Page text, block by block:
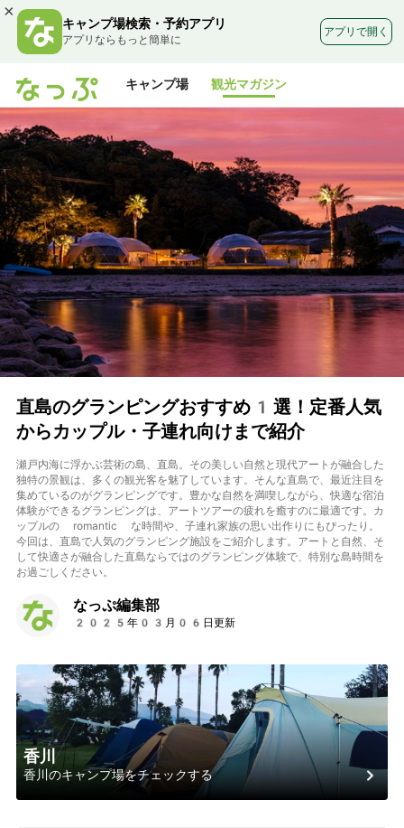
×
キャンプ場検索・予約アプリ
アプリならもっと簡単に
アプリで開く
キャンプ場 観光マガジン
直島のグランピングおすすめ1選！定番人気
からカップル・子連れ向けまで紹介
瀬戸内海に浮かぶ芸術の島、直島。その美しい自然と現代アートが融合した
独特の景観は、多くの観光客を魅了しています。そんな直島で、最近注目を
集めているのがグランピングです。豊かな自然を満喫しながら、快適な宿泊
体験ができるグランピングは、アートツアーの疲れを癒すのに最適です。カ
ップルの romantic な時間や、子連れ家族の思い出作りにもぴったり。
今回は、直島で人気のグランピング施設をご紹介します。アートと自然、そ
して快適さが融合した直島ならではのグランピング体験で、特別な島時間を
お過ごしください。
なっぷ編集部
2025年03月06日更新
香川
香川のキャンプ場をチェックする